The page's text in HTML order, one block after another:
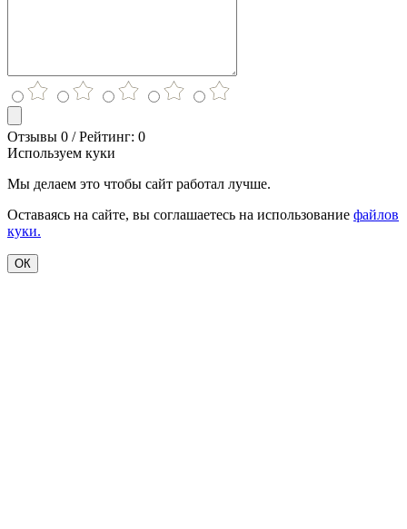
Отзывы 0 / Рейтинг: 0
Используем куки
Мы делаем это чтобы сайт работал лучше.
Оставаясь на сайте, вы соглашаетесь на использование файлов
куки.
ОК